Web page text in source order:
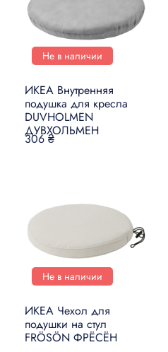
Не в наличии
ИКЕА Внутренняя
подушка для кресла
DUVHOLMEN
ДУВХОЛЬМЕН
306 ₴
Не в наличии
ИКЕА Чехол для
подушки на стул
FRÖSÖN ФРЁСЁН